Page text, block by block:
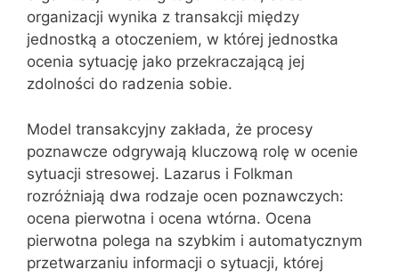
organizacji wynika z transakcji między
jednostką a otoczeniem, w której jednostka
ocenia sytuację jako przekraczającą jej
zdolności do radzenia sobie.
Model transakcyjny zakłada, że procesy
poznawcze odgrywają kluczową rolę w ocenie
sytuacji stresowej. Lazarus i Folkman
rozróżniają dwa rodzaje ocen poznawczych:
ocena pierwotna i ocena wtórna. Ocena
pierwotna polega na szybkim i automatycznym
przetwarzaniu informacji o sytuacji, której